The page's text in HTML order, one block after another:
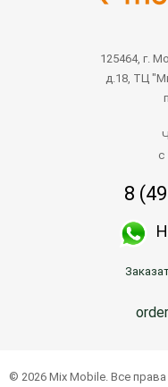
125464, г.
д.18, ТЦ
с
8
© 2026 Mix Mobile. Все